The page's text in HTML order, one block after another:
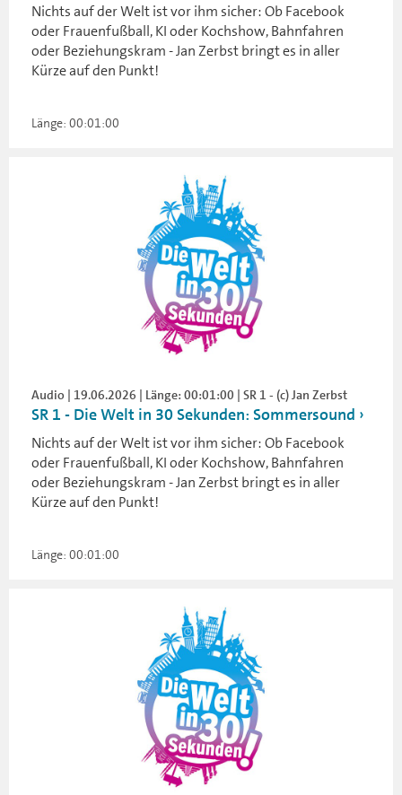
Nichts auf der Welt ist vor ihm sicher: Ob Facebook
oder Frauenfußball, KI oder Kochshow, Bahnfahren
oder Beziehungskram - Jan Zerbst bringt es in aller
Kürze auf den Punkt!
Länge: 00:01:00
Audio | 19.06.2026 | Länge: 00:01:00 | SR 1 - (c) Jan Zerbst
SR 1 - Die Welt in 30 Sekunden: Sommersound
Nichts auf der Welt ist vor ihm sicher: Ob Facebook
oder Frauenfußball, KI oder Kochshow, Bahnfahren
oder Beziehungskram - Jan Zerbst bringt es in aller
Kürze auf den Punkt!
Länge: 00:01:00